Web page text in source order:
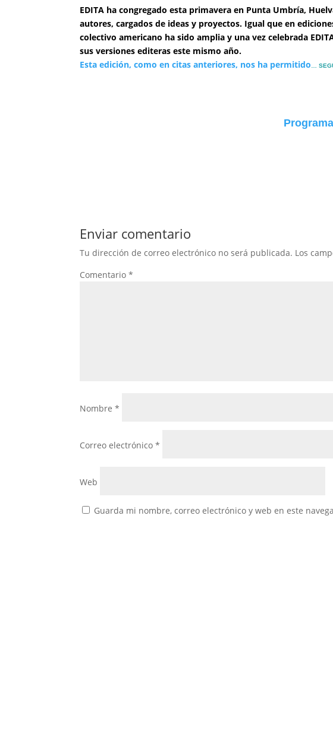
EDITA ha congregado esta primavera en Punta Umbría,
autores, cargados de ideas y proyectos. Igual que en
colectivo americano ha sido amplia y una vez celebrada
sus versiones editeras este mismo año.
Esta edición, como en citas anteriores, nos ha permitido
…
Enviar comentario
Tu dirección de correo electrónico no será publicada. Los
Comentario*
Nombre*
Correo electrónico*
Web
Guarda mi nombre, correo electrónico y web en este